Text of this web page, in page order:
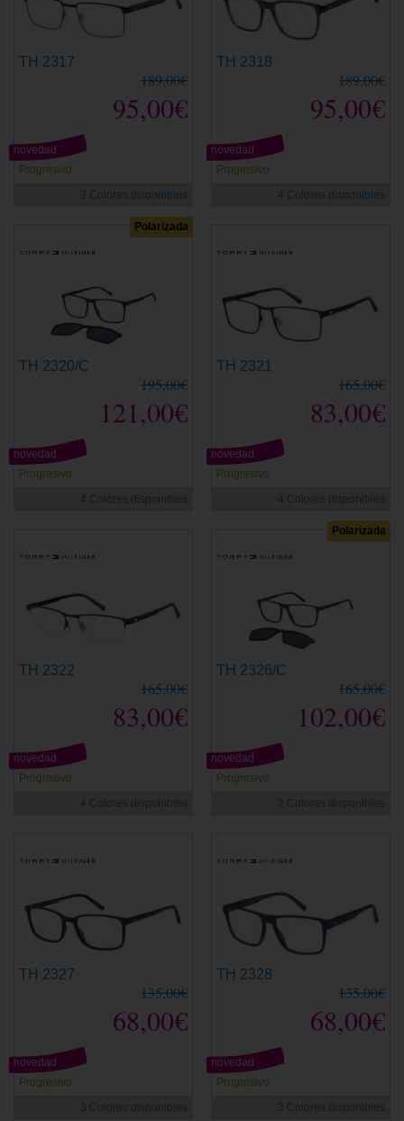
TH 2317
189,00€
95,00€
Progresivo
novedad
3 Colores disponibles
TH 2318
189,00€
95,00€
Progresivo
novedad
4 Colores disponibles
Polarizada
TH 2320/C
195,00€
121,00€
Progresivo
novedad
4 Colores disponibles
TH 2321
165,00€
83,00€
Progresivo
novedad
4 Colores disponibles
TH 2322
165,00€
83,00€
Progresivo
novedad
4 Colores disponibles
Polarizada
TH 2326/C
165,00€
102,00€
Progresivo
novedad
2 Colores disponibles
TH 2327
135,00€
68,00€
Progresivo
novedad
3 Colores disponibles
TH 2328
135,00€
68,00€
Progresivo
novedad
3 Colores disponibles